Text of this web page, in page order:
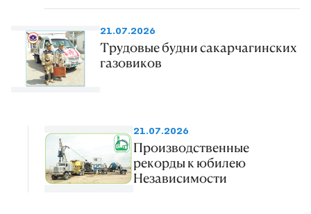
21.07.2026
Трудовые будни сакарчагинских
газовиков
21.07.2026
Производственные
рекорды к юбилею
Независимости